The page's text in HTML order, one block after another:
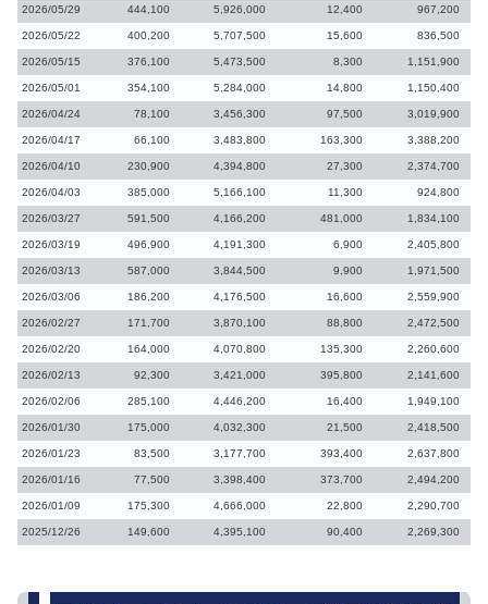
2026/05/29 444,100 5,926,000 12,400 967,200
2026/05/22 400,200 5,707,500 15,600 836,500
2026/05/15 376,100 5,473,500 8,300 1,151,900
2026/05/01 354,100 5,284,000 14,800 1,150,400
2026/04/24 78,100 3,456,300 97,500 3,019,900
2026/04/17 66,100 3,483,800 163,300 3,388,200
2026/04/10 230,900 4,394,800 27,300 2,374,700
2026/04/03 385,000 5,166,100 11,300 924,800
2026/03/27 591,500 4,166,200 481,000 1,834,100
2026/03/19 496,900 4,191,300 6,900 2,405,800
2026/03/13 587,000 3,844,500 9,900 1,971,500
2026/03/06 186,200 4,176,500 16,600 2,559,900
2026/02/27 171,700 3,870,100 88,800 2,472,500
2026/02/20 164,000 4,070,800 135,300 2,260,600
2026/02/13 92,300 3,421,000 395,800 2,141,600
2026/02/06 285,100 4,446,200 16,400 1,949,100
2026/01/30 175,000 4,032,300 21,500 2,418,500
2026/01/23 83,500 3,177,700 393,400 2,637,800
2026/01/16 77,500 3,398,400 373,700 2,494,200
2026/01/09 175,300 4,666,000 22,800 2,290,700
2025/12/26 149,600 4,395,100 90,400 2,269,300